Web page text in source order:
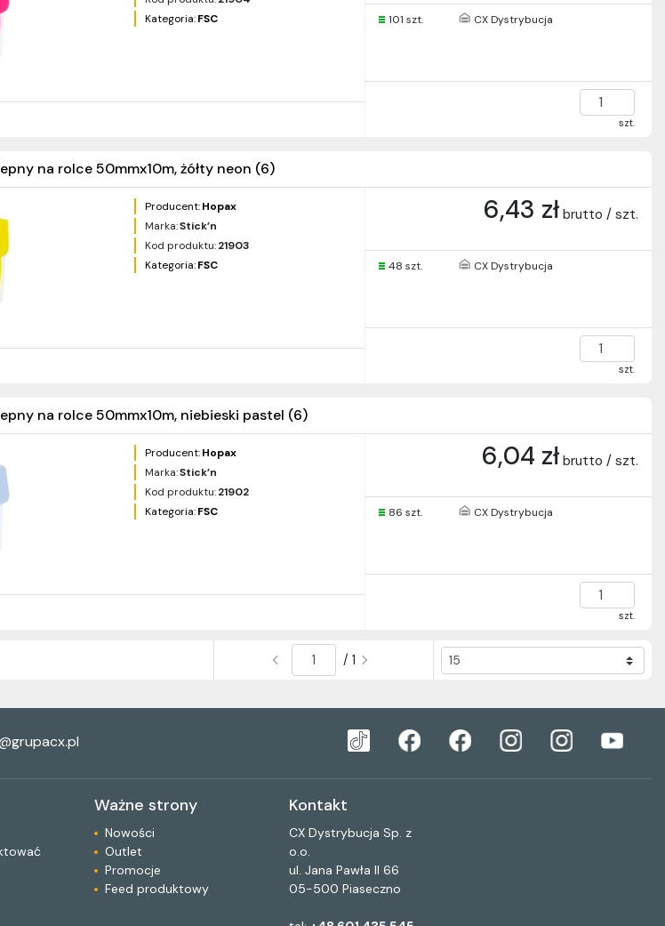
Kategoria:FSC 101 szt. CX Dystrybucja
szt.
na rolce 50mmx10m, żółty neon (6)
Producent:Hopax
Marka:Stick’n
Kod produktu:21903
Kategoria:FSC
6,43 zł brutto / szt.
48 szt. CX Dystrybucja
szt.
na rolce 50mmx10m, niebieski pastel (6)
Producent:Hopax
Marka:Stick’n
Kod produktu:21902
Kategoria:FSC
6,04 zł brutto / szt.
86 szt. CX Dystrybucja
szt.
/ 1
Ważne strony
Nowości
Outlet
Promocje
Feed produktowy
Kontakt
CX Dystrybucja Sp. z
o.o.
ul. Jana Pawła II 66
05-500 Piaseczno